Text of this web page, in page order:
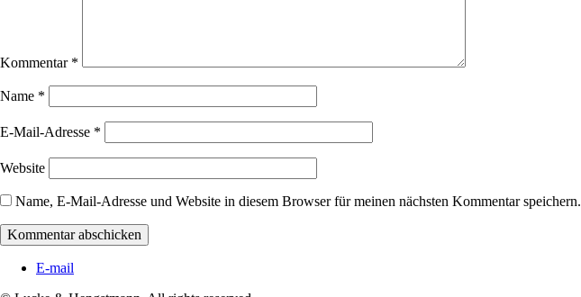
Kommentar *
Name *
E-Mail-Adresse *
Website
Name, E-Mail-Adresse und Website in diesem Browser für meinen nächsten Kommentar speichern.
E-mail